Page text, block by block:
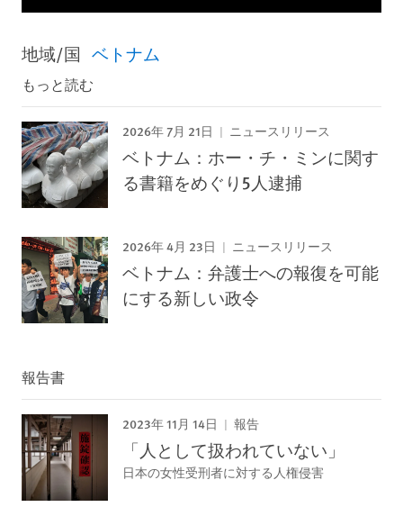
地域/国 ベトナム
もっと読む
2026年 7月 21日 ニュースリリース
ベトナム：ホー・チ・ミンに関す
る書籍をめぐり5人逮捕
2026年 4月 23日 ニュースリリース
ベトナム：弁護士への報復を可能
にする新しい政令
報告書
2023年 11月 14日 報告
「人として扱われていない」
日本の女性受刑者に対する人権侵害